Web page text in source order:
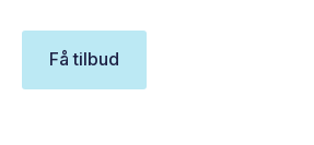
Få tilbud